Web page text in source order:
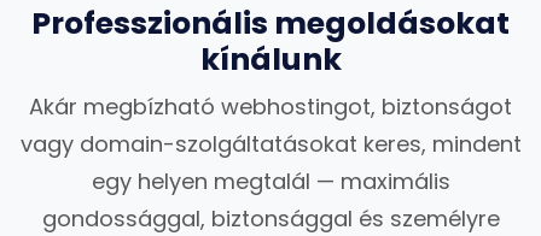
Professzionális megoldásokat
kínálunk
Akár megbízható webhostingot, biztonságot
vagy domain-szolgáltatásokat keres, mindent
egy helyen megtalál — maximális
gondossággal, biztonsággal és személyre